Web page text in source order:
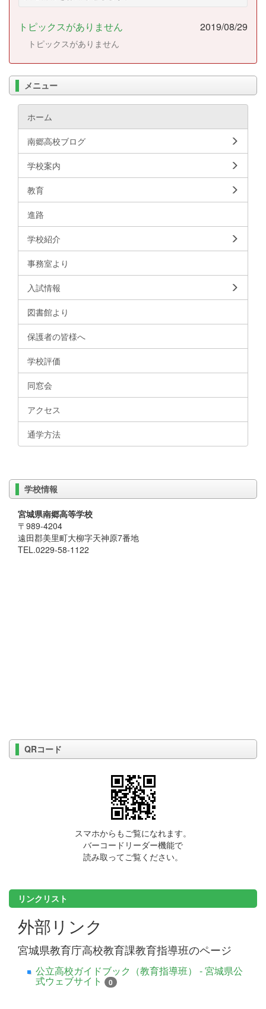
トピックスがありません 2019/08/29
トピックスがありません
メニュー
ホーム
南郷高校ブログ
学校案内
教育
進路
学校紹介
事務室より
入試情報
図書館より
保護者の皆様へ
学校評価
同窓会
アクセス
通学方法
学校情報
宮城県南郷高等学校
〒989-4204
遠田郡美里町大柳字天神原7番地
TEL.0229-58-1122
QRコード
スマホからもご覧になれます。
バーコードリーダー機能で
読み取ってご覧ください。
リンクリスト
外部リンク
宮城県教育庁高校教育課教育指導班のページ
公立高校ガイドブック（教育指導班） - 宮城県公
式ウェブサイト 0